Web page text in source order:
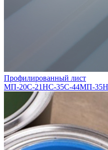
Профилированный лист
МП-20С-21НС-35С-44МП-35